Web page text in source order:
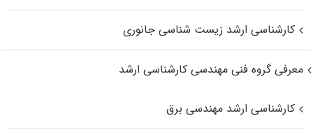
کارشناسی ارشد زیست‌ شناسی جانوری
معرفی گروه فنی مهندسی کارشناسی ارشد
کارشناسی ارشد مهندسی برق